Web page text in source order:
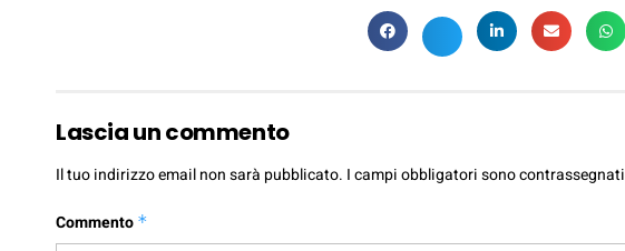
Lascia un commento
Il tuo indirizzo email non sarà pubblicato. I campi obbligatori sono contrassegnati
Commento *